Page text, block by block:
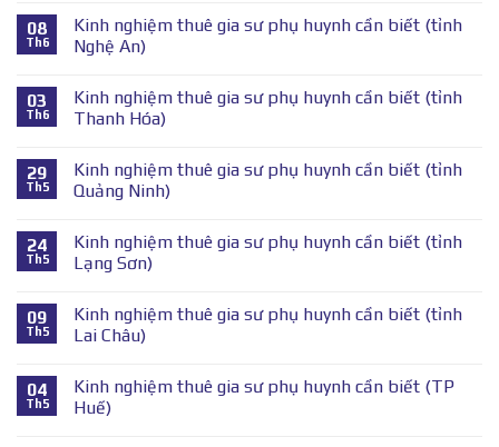
08
Th6
Kinh nghiệm thuê gia sư phụ huynh cần biết (tỉnh
Nghệ An)
03
Th6
Kinh nghiệm thuê gia sư phụ huynh cần biết (tỉnh
Thanh Hóa)
29
Th5
Kinh nghiệm thuê gia sư phụ huynh cần biết (tỉnh
Quảng Ninh)
24
Th5
Kinh nghiệm thuê gia sư phụ huynh cần biết (tỉnh
Lạng Sơn)
09
Th5
Kinh nghiệm thuê gia sư phụ huynh cần biết (tỉnh
Lai Châu)
04
Th5
Kinh nghiệm thuê gia sư phụ huynh cần biết (TP
Huế)